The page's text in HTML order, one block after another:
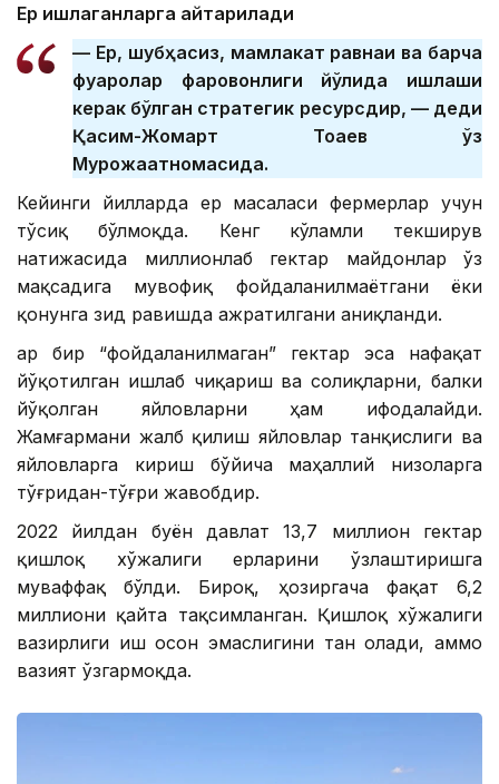
Ер ишлаганларга қайтарилади
— Ер, шубҳасиз, мамлакат равнақи ва барча
фуқаролар фаровонлиги йўлида ишлаши
керак бўлган стратегик ресурсдир, — деди
Қасим-Жомарт Тоқаев ўз
Мурожаатномасида.
Кейинги йилларда ер масаласи фермерлар учун
тўсиқ бўлмоқда. Кенг кўламли текширув
натижасида миллионлаб гектар майдонлар ўз
мақсадига мувофиқ фойдаланилмаётгани ёки
қонунга зид равишда ажратилгани аниқланди.
Ҳар бир “фойдаланилмаган” гектар эса нафақат
йўқотилган ишлаб чиқариш ва солиқларни, балки
йўқолган яйловларни ҳам ифодалайди.
Жамғармани жалб қилиш яйловлар танқислиги ва
яйловларга кириш бўйича маҳаллий низоларга
тўғридан-тўғри жавобдир.
2022 йилдан буён давлат 13,7 миллион гектар
қишлоқ хўжалиги ерларини ўзлаштиришга
муваффақ бўлди. Бироқ, ҳозиргача фақат 6,2
миллиони қайта тақсимланган. Қишлоқ хўжалиги
вазирлиги иш осон эмаслигини тан олади, аммо
вазият ўзгармоқда.